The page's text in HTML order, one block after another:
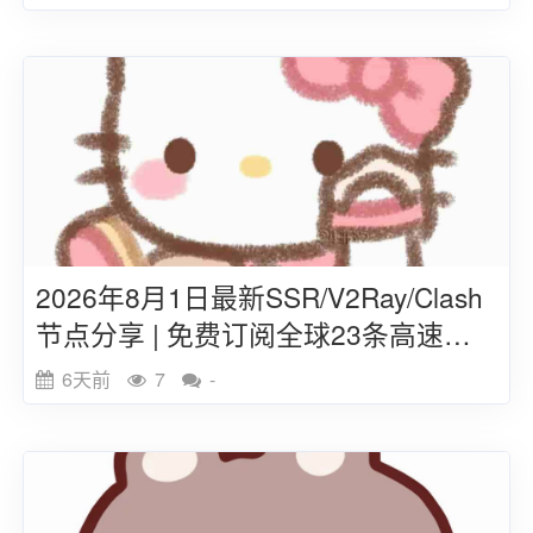
2026年8月1日最新SSR/V2Ray/Clash
节点分享 | 免费订阅全球23条高速线
路6天前 7 -